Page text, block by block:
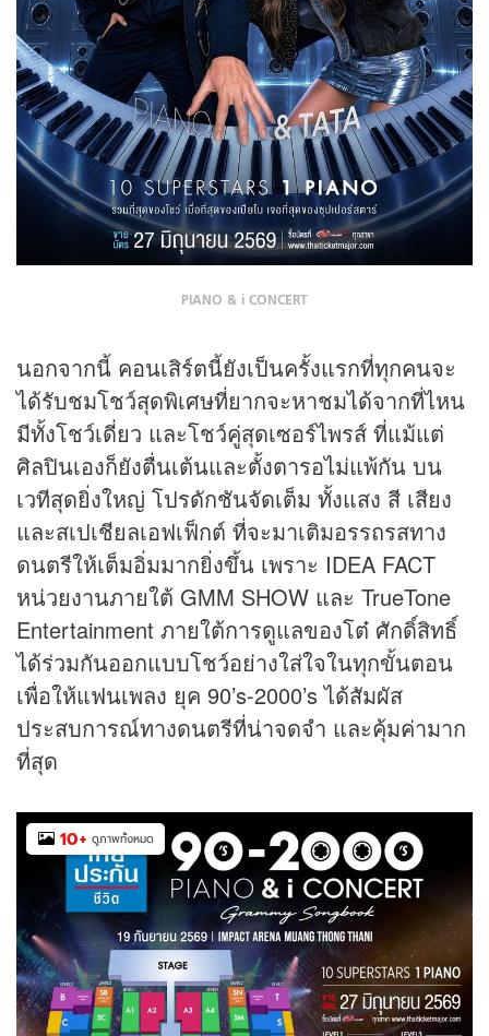
PIANO & i CONCERT
นอกจากนี้ คอนเสิร์ตนี้ยังเป็นครั้งแรกที่ทุกคนจะ
ได้รับชมโชว์สุดพิเศษที่ยากจะหาชมได้จากที่ไหน
มีทั้งโชว์เดี่ยว และโชว์คู่สุดเซอร์ไพรส์ ที่แม้แต่
ศิลปินเองก็ยังตื่นเต้นและตั้งตารอไม่แพ้กัน บน
เวทีสุดยิ่งใหญ่ โปรดักชันจัดเต็ม ทั้งแสง สี เสียง
และสเปเชียลเอฟเฟ็กต์ ที่จะมาเติมอรรถรสทาง
ดนตรีให้เต็มอิ่มมากยิ่งขึ้น เพราะ IDEA FACT
หน่วยงานภายใต้ GMM SHOW และ TrueTone
Entertainment ภายใต้การดูแลของโต๋ ศักดิ์สิทธิ์
ได้ร่วมกันออกแบบโชว์อย่างใส่ใจในทุกขั้นตอน
เพื่อให้แฟนเพลง ยุค 90’s-2000’s ได้สัมผัส
ประสบการณ์ทางดนตรีที่น่าจดจำ และคุ้มค่ามาก
ที่สุด
10+ ดูภาพทั้งหมด